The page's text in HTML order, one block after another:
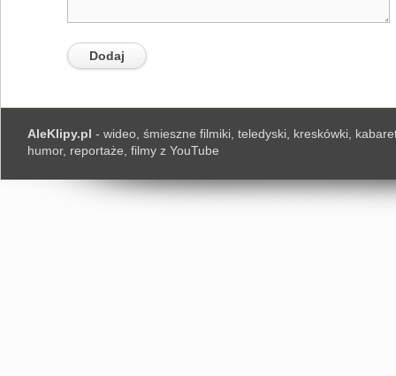
AleKlipy.pl - wideo, śmieszne filmiki, teledyski, kreskówki,
humor, reportaże, filmy z YouTube